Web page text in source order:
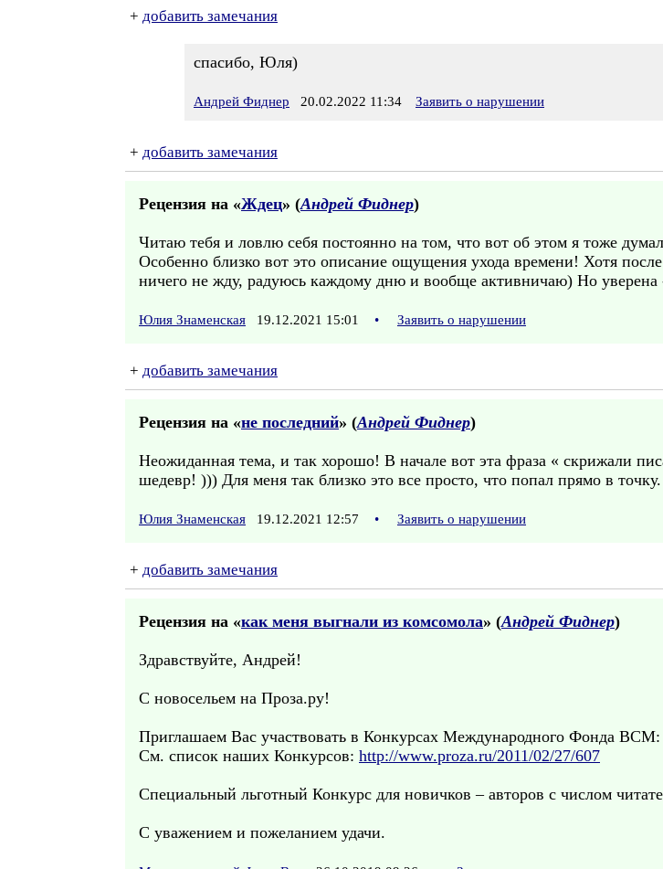
+ добавить замечания
спасибо, Юля)
Андрей Фиднер 20.02.2022 11:34 Заявить о нарушении
+ добавить замечания
Рецензия на «Ждец» (Андрей Фиднер)
Читаю тебя и ловлю себя постоянно на том, что вот об этом я тоже
Особенно близко вот это описание ощущения ухода времени! Хотя
ничего не жду, радуюсь каждому дню и вообще активничаю) Но
Юлия Знаменская 19.12.2021 15:01 • Заявить о нарушении
+ добавить замечания
Рецензия на «не последний» (Андрей Фиднер)
Неожиданная тема, и так хорошо! В начале вот эта фраза « скрижали
шедевр! ))) Для меня так близко это все просто, что попал прямо в точку.
Юлия Знаменская 19.12.2021 12:57 • Заявить о нарушении
+ добавить замечания
Рецензия на «как меня выгнали из комсомола» (Андрей Фиднер)
Здравствуйте, Андрей!
С новосельем на Проза.ру!
Приглашаем Вас участвовать в Конкурсах Международного Фонда ВСМ:
См. список наших Конкурсов: http://www.proza.ru/2011/02/27/607
Специальный льготный Конкурс для новичков – авторов с числом
С уважением и пожеланием удачи.